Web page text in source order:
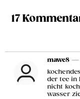
17
mawe8 —
der tee in
nicht
wasser